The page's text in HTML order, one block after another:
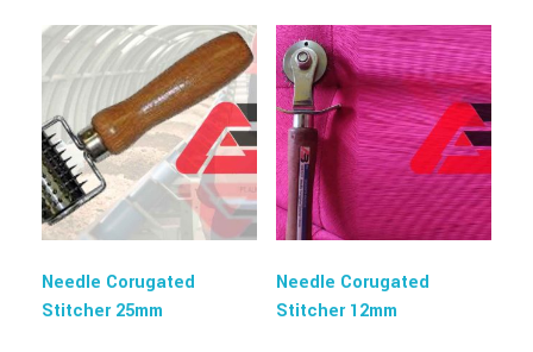
Needle Corugated
Stitcher 25mm
Needle Corugated
Stitcher 12mm